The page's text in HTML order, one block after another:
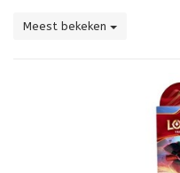
Meest bekeken